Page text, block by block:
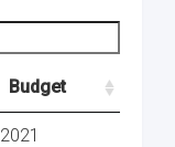
Budget
2021